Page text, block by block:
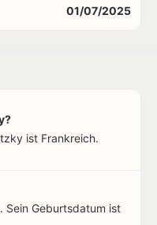
01/07/2025
ist Frankreich.
Sein Geburtsdatum ist